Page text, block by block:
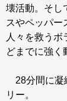
壊活動。そし
スやペッパー
人々を救うボ
どまでに強
28分間に凝
リー。